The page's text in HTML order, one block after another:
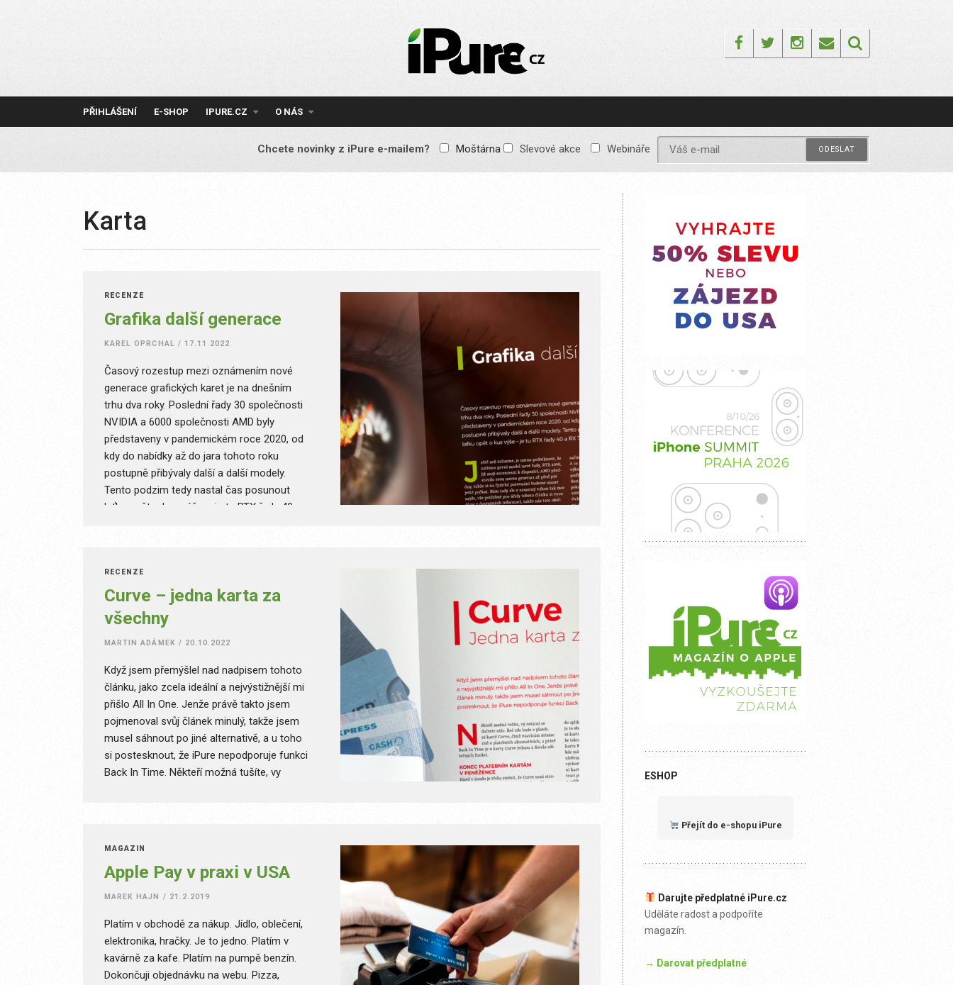
IPURE.CZ
Prémiový Apple e-
reklamy, žádné
obsah pro všechny
FacebookTwitterInstagram
Email
PŘIHLÁŠENÍ E-SHOP IPURE.CZ O NÁS
Chcete novinky z iPure e-mailem? Moštárna Slevové akce Webináře
Karta
RECENZE
Grafika další generace
KAREL OPRCHAL / 17.11.2022
Časový rozestup mezi oznámením nové
generace grafických karet je na dnešním
trhu dva roky. Poslední řady 30 společnosti
NVIDIA a 6000 společnosti AMD byly
představeny v pandemickém roce 2020, od
kdy do nabídky až do jara tohoto roku
postupně přibývaly další a další modely.
Tento podzim tedy nastal čas posunout
laťku opět o kus výše – je tu RTX řady 40 a
RECENZE
Curve – jedna karta za
všechny
MARTIN ADÁMEK / 20.10.2022
Když jsem přemýšlel nad nadpisem tohoto
článku, jako zcela ideální a nejvýstižnější mi
přišlo All In One. Jenže právě takto jsem
pojmenoval svůj článek minulý, takže jsem
musel sáhnout po jiné alternativě, a u toho
si postesknout, že iPure nepodporuje funkci
Back In Time. Někteří možná tušíte, vy
MAGAZÍN
Apple Pay v praxi v USA
MAREK HAJN / 21.2.2019
Platím v obchodě za nákup. Jídlo, oblečení,
elektronika, hračky. Je to jedno. Platím v
kavárně za kafe. Platím na pumpě benzín.
Dokončuji objednávku na webu. Pizza,
ESHOP
Přejít do e-shopu iPure
Darujte předplatné iPure.cz
Uděláte radost a podpoříte
magazín.
→ Darovat předplatné